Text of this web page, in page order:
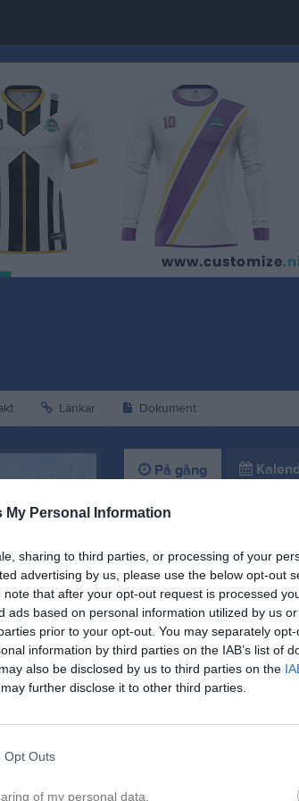
My Personal Information
sharing to third parties, or processing of your
advertising by us, please use the below opt-out
that after your opt-out request is processed
ads based on personal information utilized by us
prior to your opt-out. You may separately
information by third parties on the IAB’s list of
also be disclosed by us to third parties on the
further disclose it to other third parties.
Opt Outs
of my personal data.
Länkar Dokument
På gång